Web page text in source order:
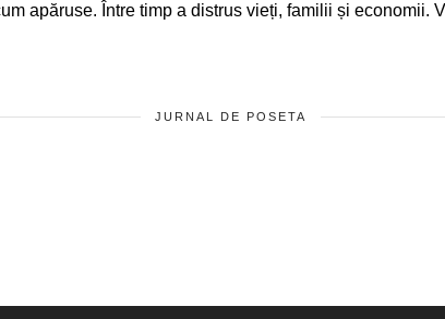
apăruse. Între timp a distrus vieți, familii și economii.
JURNAL DE POSETA